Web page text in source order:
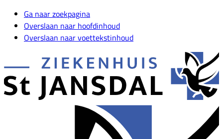
Ga naar zoekpagina
Overslaan naar hoofdinhoud
Overslaan naar voettekstinhoud